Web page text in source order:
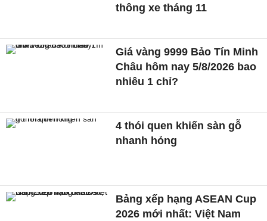
thông xe tháng 11
Giá vàng 9999 Bảo Tín Minh
Châu hôm nay 5/8/2026 bao
nhiêu 1 chỉ?
4 thói quen khiến sàn gỗ
nhanh hỏng
Bảng xếp hạng ASEAN Cup
2026 mới nhất: Việt Nam